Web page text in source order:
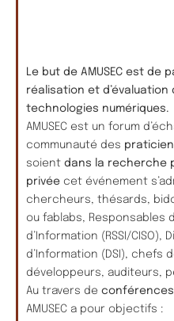
Le but de AMUSEC est
réalisation et
technologies numériques.
AMUSEC est un forum
communauté des
soient dans la recherche
privée cet événement
chercheurs, thésards,
ou fablabs, Responsables
d’Information (RSSI/
d’Information (DSI),
développeurs, auditeurs,
Au travers de conférences
AMUSEC a pour objectifs :